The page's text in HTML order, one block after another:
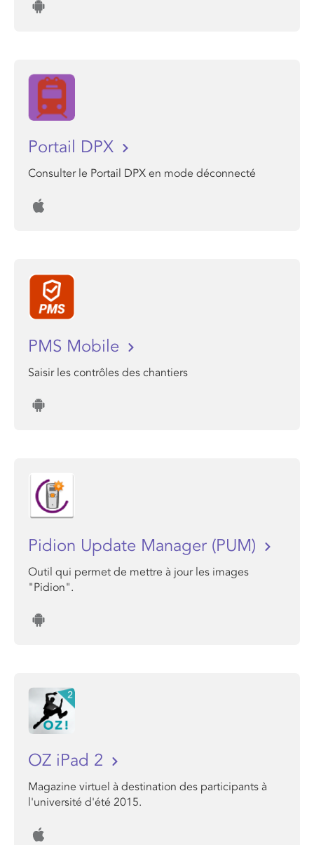
Portail DPX
Consulter le Portail DPX en mode déconnecté
PMS Mobile
Saisir les contrôles des chantiers
Pidion Update Manager (PUM)
Outil qui permet de mettre à jour les images
"Pidion".
OZ iPad 2
Magazine virtuel à destination des participants à
l'université d'été 2015.